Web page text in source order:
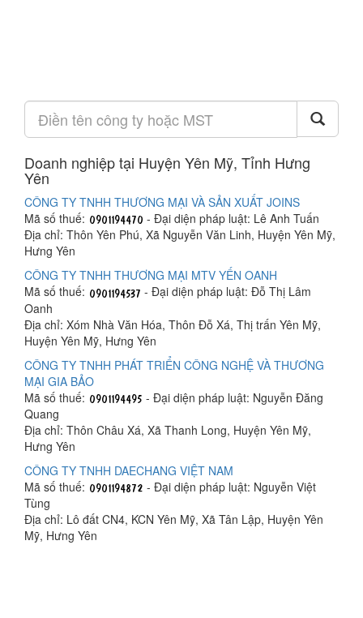
Doanh nghiệp tại Huyện Yên Mỹ, Tỉnh Hưng
Yên
CÔNG TY TNHH THƯƠNG MẠI VÀ SẢN XUẤT JOINS
Mã số thuế:
- Đại diện pháp luật: Lê Anh Tuấn
Địa chỉ: Thôn Yên Phú, Xã Nguyễn Văn Linh, Huyện Yên Mỹ,
Hưng Yên
CÔNG TY TNHH THƯƠNG MẠI MTV YẾN OANH
Mã số thuế:
- Đại diện pháp luật: Đỗ Thị Lâm
Oanh
Địa chỉ: Xóm Nhà Văn Hóa, Thôn Đỗ Xá, Thị trấn Yên Mỹ,
Huyện Yên Mỹ, Hưng Yên
CÔNG TY TNHH PHÁT TRIỂN CÔNG NGHỆ VÀ THƯƠNG
MẠI GIA BẢO
Mã số thuế:
- Đại diện pháp luật: Nguyễn Đăng
Quang
Địa chỉ: Thôn Châu Xá, Xã Thanh Long, Huyện Yên Mỹ,
Hưng Yên
CÔNG TY TNHH DAECHANG VIỆT NAM
Mã số thuế:
- Đại diện pháp luật: Nguyễn Việt
Tùng
Địa chỉ: Lô đất CN4, KCN Yên Mỹ, Xã Tân Lập, Huyện Yên
Mỹ, Hưng Yên